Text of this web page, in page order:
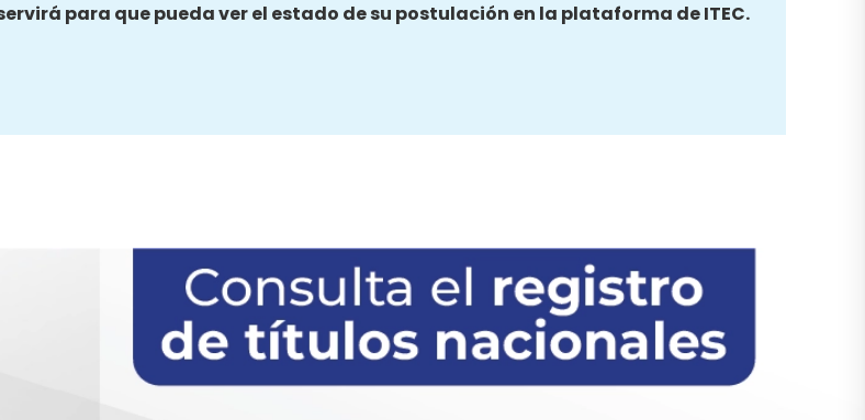
para que pueda ver el estado de su postulación en la plataforma de ITEC.